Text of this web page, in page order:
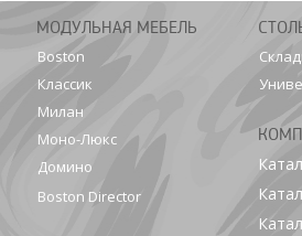
МОДУЛЬНАЯ МЕБЕЛЬ
Boston
Классик
Милан
Моно-Люкс
Домино
Boston Director